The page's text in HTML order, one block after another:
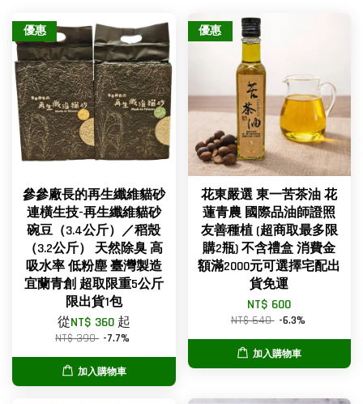
優惠
參參廠長的再生纖維貓砂
連橫生技-再生纖維貓砂
碗豆（3.4公斤）／稻殼
（3.2公斤） 天然除臭 高
吸水率 低粉塵 臺灣製造
宜蘭青創 超取限重5公斤
限出貨1包
從NT$ 360 起
NT$ 390 -7.7%
加入購物車
優惠
花東嚴選 東一苦茶油 花
蓮青農 國際品油師證照
友善種植 (超商取最多限
購2瓶) 不含禮盒 消費金
額滿2000元可選擇宅配出
貨免運
NT$ 600
NT$ 640 -6.3%
加入購物車